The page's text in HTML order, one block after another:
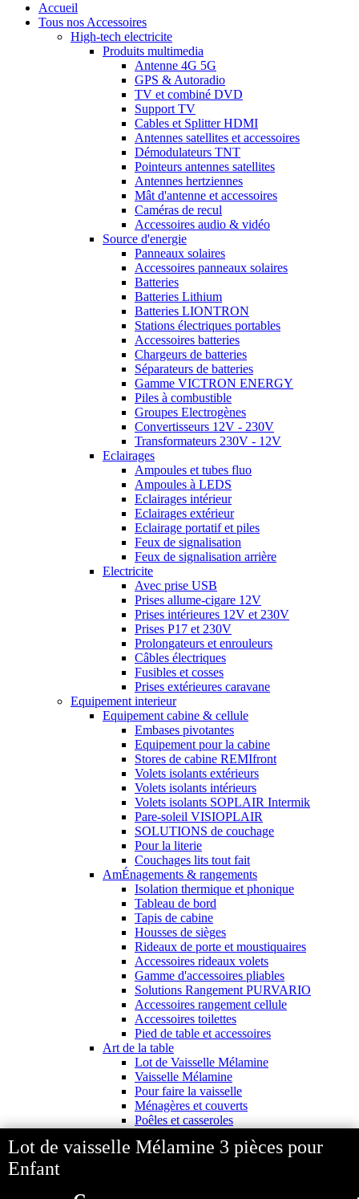
Lot de vaisselle Mélamine 3 pièces pour
Enfant
Accueil
Tous nos Accessoires
High-tech electricite
Produits multimedia
Antenne 4G 5G
GPS & Autoradio
TV et combiné DVD
Support TV
Cables et Splitter HDMI
Antennes satellites et accessoires
Démodulateurs TNT
Pointeurs antennes satellites
Antennes hertziennes
Mât d'antenne et accessoires
Caméras de recul
Accessoires audio & vidéo
Source d'energie
Panneaux solaires
Accessoires panneaux solaires
Batteries
Batteries Lithium
Batteries LIONTRON
Stations électriques portables
Accessoires batteries
Chargeurs de batteries
Séparateurs de batteries
Gamme VICTRON ENERGY
Piles à combustible
Groupes Electrogènes
Convertisseurs 12V - 230V
Transformateurs 230V - 12V
Eclairages
Ampoules et tubes fluo
Ampoules à LEDS
Eclairages intérieur
Eclairages extérieur
Eclairage portatif et piles
Feux de signalisation
Feux de signalisation arrière
Electricite
Avec prise USB
Prises allume-cigare 12V
Prises intérieures 12V et 230V
Prises P17 et 230V
Prolongateurs et enrouleurs
Câbles électriques
Fusibles et cosses
Prises extérieures caravane
Equipement interieur
Equipement cabine & cellule
Embases pivotantes
Equipement pour la cabine
Stores de cabine REMIfront
Volets isolants extérieurs
Volets isolants intérieurs
Volets isolants SOPLAIR Intermik
Pare-soleil VISIOPLAIR
SOLUTIONS de couchage
Pour la literie
Couchages lits tout fait
AmÉnagements & rangements
Isolation thermique et phonique
Tableau de bord
Tapis de cabine
Housses de sièges
Rideaux de porte et moustiquaires
Accessoires rideaux volets
Gamme d'accessoires pliables
Solutions Rangement PURVARIO
Accessoires rangement cellule
Accessoires toilettes
Pied de table et accessoires
Art de la table
Lot de Vaisselle Mélamine
Vaisselle Mélamine
Pour faire la vaisselle
Ménagères et couverts
Poêles et casseroles
Four OMNIA